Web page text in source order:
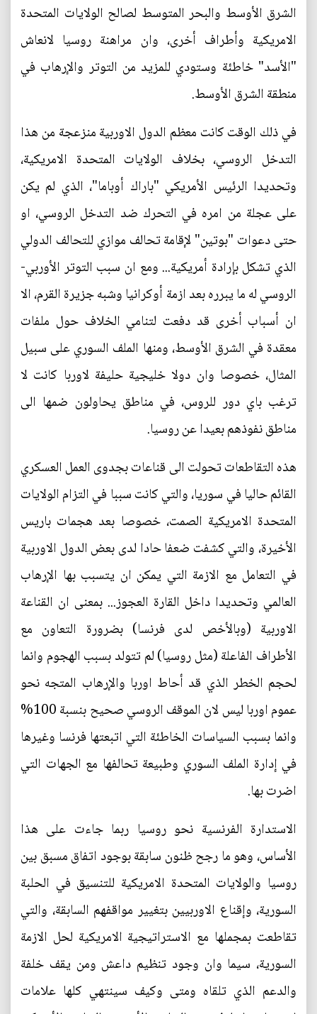
الشرق الأوسط والبحر المتوسط لصالح الولايات المتحدة
الامريكية وأطراف أخرى، وان مراهنة روسيا لانعاش
"الأسد" خاطئة وستودي للمزيد من التوتر والإرهاب في
منطقة الشرق الأوسط.
في ذلك الوقت كانت معظم الدول الاوربية منزعجة من هذا
التدخل الروسي، بخلاف الولايات المتحدة الامريكية،
وتحديدا الرئيس الأمريكي "باراك أوباما"، الذي لم يكن
على عجلة من امره في التحرك ضد التدخل الروسي، او
حتى دعوات "بوتين" لإقامة تحالف موازي للتحالف الدولي
الذي تشكل بإرادة أمريكية... ومع ان سبب التوتر الأوربي-
الروسي له ما يبرره بعد ازمة أوكرانيا وشبه جزيرة القرم، الا
ان أسباب أخرى قد دفعت لتنامي الخلاف حول ملفات
معقدة في الشرق الأوسط، ومنها الملف السوري على سبيل
المثال، خصوصا وان دولا خليجية حليفة لاوربا كانت لا
ترغب باي دور للروس، في مناطق يحاولون ضمها الى
مناطق نفوذهم بعيدا عن روسيا.
هذه التقاطعات تحولت الى قناعات بجدوى العمل العسكري
القائم حاليا في سوريا، والتي كانت سببا في التزام الولايات
المتحدة الامريكية الصمت، خصوصا بعد هجمات باريس
الأخيرة، والتي كشفت ضعفا حادا لدى بعض الدول الاوربية
في التعامل مع الازمة التي يمكن ان يتسبب بها الإرهاب
العالمي وتحديدا داخل القارة العجوز... بمعنى ان القناعة
الاوربية (وبالأخص لدى فرنسا) بضرورة التعاون مع
الأطراف الفاعلة (مثل روسيا) لم تتولد بسبب الهجوم وانما
لحجم الخطر الذي قد أحاط اوربا والإرهاب المتجه نحو
عموم اوربا ليس لان الموقف الروسي صحيح بنسبة 100%
وانما بسبب السياسات الخاطئة التي اتبعتها فرنسا وغيرها
في إدارة الملف السوري وطبيعة تحالفها مع الجهات التي
اضرت بها.
الاستدارة الفرنسية نحو روسيا ربما جاءت على هذا
الأساس، وهو ما رجح ظنون سابقة بوجود اتفاق مسبق بين
روسيا والولايات المتحدة الامريكية للتنسيق في الحلبة
السورية، وإقناع الاوربيين بتغيير مواقفهم السابقة، والتي
تقاطعت بمجملها مع الاستراتيجية الامريكية لحل الازمة
السورية، سيما وان وجود تنظيم داعش ومن يقف خلفة
والدعم الذي تلقاه ومتى وكيف سينتهي كلها علامات